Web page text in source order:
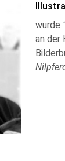
wurde
an der